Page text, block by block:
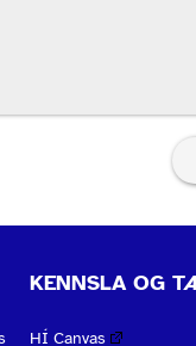
KENNSLA OG
HÍ Canvas